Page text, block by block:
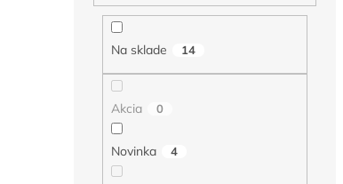
Na sklade 14
Akcia 0
Novinka 4